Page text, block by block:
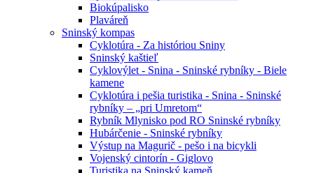
Biokúpalisko
Plaváreň
Sninský kompas
Cyklotúra - Za históriou Sniny
Sninský kaštieľ
Cyklovýlet - Snina - Sninské rybníky - Biele
kamene
Cyklotúra i pešia turistika - Snina - Sninské
rybníky – „pri Umretom“
Rybník Mlynisko pod RO Sninské rybníky
Hubárčenie - Sninské rybníky
Výstup na Magurič - pešo i na bicykli
Vojenský cintorín - Giglovo
Turistika na Sninský kameň